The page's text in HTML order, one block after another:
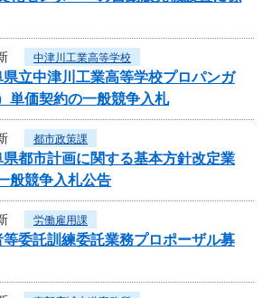
中津川工業高等学校
立中津川工業高等学校プロパンガ
単価契約の一般競争入札
都市政策課
都市計画に関する基本方針改定業
般競争入札公告
労働雇用課
委託訓練委託業務プロポーザル募